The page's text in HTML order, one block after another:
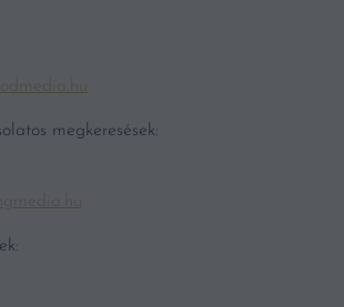
megkeresések: